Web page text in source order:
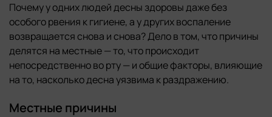
Почему у одних людей десны здоровы даже без
особого рвения к гигиене, а у других воспаление
возвращается снова и снова? Дело в том, что причины
делятся на местные — то, что происходит
непосредственно во рту — и общие факторы, влияющие
на то, насколько десна уязвима к раздражению.
Местные причины